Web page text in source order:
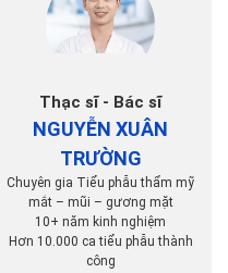
Thạc sĩ - Bác sĩ
NGUYỄN XUÂN
TRƯỜNG
Chuyên gia Tiểu phẫu thẩm mỹ
mắt – mũi – gương mặt
10+ năm kinh nghiệm
Hơn 10.000 ca tiểu phẫu thành
công